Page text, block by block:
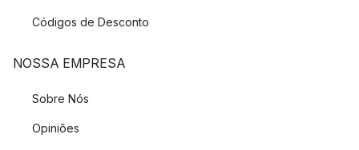
Códigos de Desconto
NOSSA EMPRESA
Sobre Nós
Opiniões